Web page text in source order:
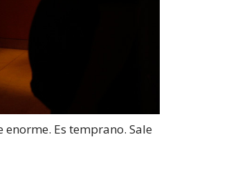
Es temprano. Sale